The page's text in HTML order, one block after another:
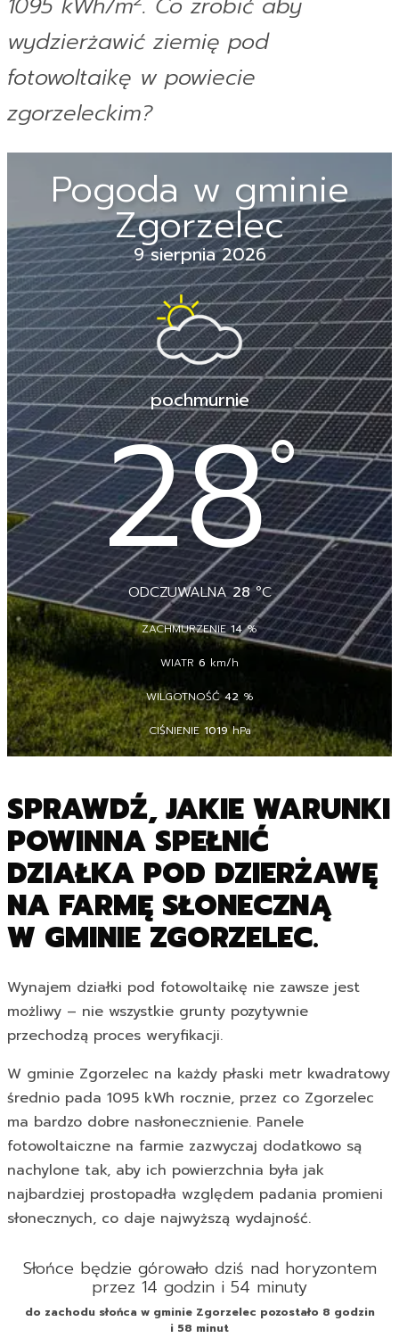
1095 kWh/m . Co zrobić aby
wydzierżawić ziemię pod
fotowoltaikę w powiecie
zgorzeleckim?
Pogoda w gminie
Zgorzelec
9 sierpnia 2026
pochmurnie
28°
ODCZUWALNA 28°C
ZACHMURZENIE 14%
WIATR 6 km/h
WILGOTNOŚĆ 42%
CIŚNIENIE 1019hPa
SPRAWDŹ, JAKIE WARUNKI
POWINNA SPEŁNIĆ
DZIAŁKA POD DZIERŻAWĘ
NA FARMĘ SŁONECZNĄ
W GMINIE ZGORZELEC.
Wynajem działki pod fotowoltaikę nie zawsze jest
możliwy – nie wszystkie grunty pozytywnie
przechodzą proces weryfikacji.
W gminie Zgorzelec na każdy płaski metr kwadratowy
średnio pada 1095 kWh rocznie, przez co Zgorzelec
ma bardzo dobre nasłonecznienie. Panele
fotowoltaiczne na farmie zazwyczaj dodatkowo są
nachylone tak, aby ich powierzchnia była jak
najbardziej prostopadła względem padania promieni
słonecznych, co daje najwyższą wydajność.
Słońce będzie górowało dziś nad horyzontem
przez 14 godzin i 54 minuty
do zachodu słońca w gminie Zgorzelec pozostało 8 godzin
i 58 minut